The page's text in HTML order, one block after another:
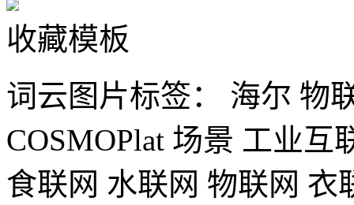
收藏模板
词云图片标签： 海尔 物
COSMOPlat 场景 工业互
食联网 水联网 物联网 衣